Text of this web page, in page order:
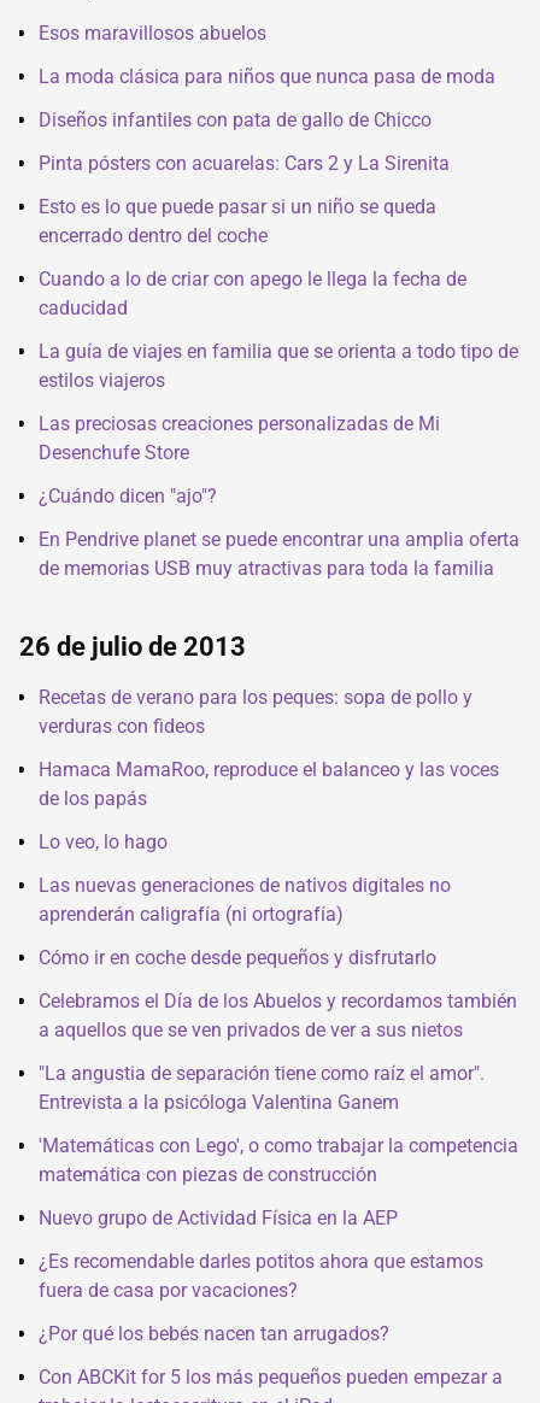
Esos maravillosos abuelos
La moda clásica para niños que nunca pasa de moda
Diseños infantiles con pata de gallo de Chicco
Pinta pósters con acuarelas: Cars 2 y La Sirenita
Esto es lo que puede pasar si un niño se queda
encerrado dentro del coche
Cuando a lo de criar con apego le llega la fecha de
caducidad
La guía de viajes en familia que se orienta a todo tipo de
estilos viajeros
Las preciosas creaciones personalizadas de Mi
Desenchufe Store
¿Cuándo dicen "ajo"?
En Pendrive planet se puede encontrar una amplia oferta
de memorias USB muy atractivas para toda la familia
26 de julio de 2013
Recetas de verano para los peques: sopa de pollo y
verduras con fideos
Hamaca MamaRoo, reproduce el balanceo y las voces
de los papás
Lo veo, lo hago
Las nuevas generaciones de nativos digitales no
aprenderán caligrafía (ni ortografía)
Cómo ir en coche desde pequeños y disfrutarlo
Celebramos el Día de los Abuelos y recordamos también
a aquellos que se ven privados de ver a sus nietos
"La angustia de separación tiene como raíz el amor".
Entrevista a la psicóloga Valentina Ganem
'Matemáticas con Lego', o como trabajar la competencia
matemática con piezas de construcción
Nuevo grupo de Actividad Física en la AEP
¿Es recomendable darles potitos ahora que estamos
fuera de casa por vacaciones?
¿Por qué los bebés nacen tan arrugados?
Con ABCKit for 5 los más pequeños pueden empezar a